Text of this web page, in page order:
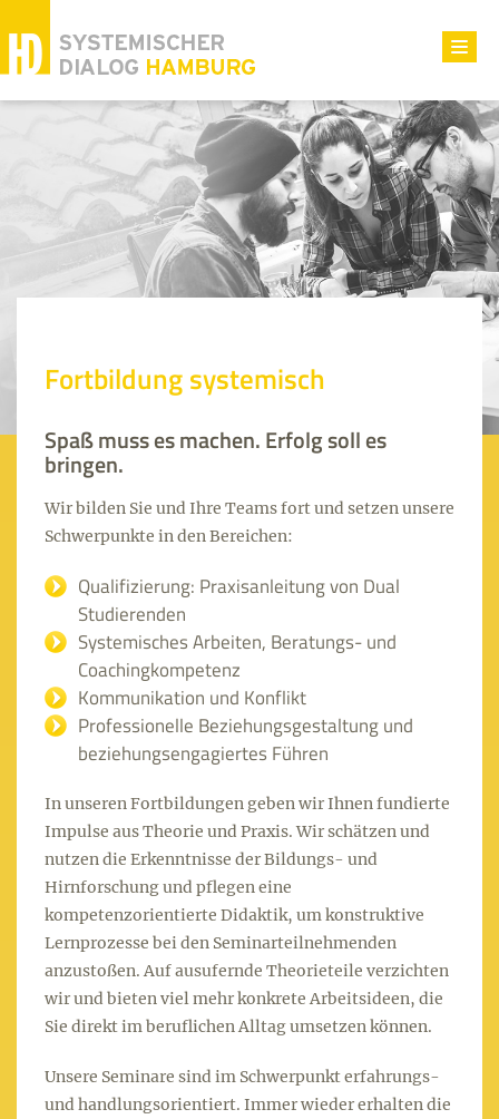
Toggle
Fortbildung systemisch
Spaß muss es machen. Erfolg soll es
bringen.
Wir bilden Sie und Ihre Teams fort und setzen unsere
Schwerpunkte in den Bereichen:
Qualifizierung: Praxisanleitung von Dual
Studierenden
Systemisches Arbeiten, Beratungs- und
Coachingkompetenz
Kommunikation und Konflikt
Professionelle Beziehungsgestaltung und
beziehungsengagiertes Führen
In unseren Fortbildungen geben wir Ihnen fundierte
Impulse aus Theorie und Praxis. Wir schätzen und
nutzen die Erkenntnisse der Bildungs- und
Hirnforschung und pflegen eine
kompetenzorientierte Didaktik, um konstruktive
Lernprozesse bei den Seminarteilnehmenden
anzustoßen. Auf ausufernde Theorieteile verzichten
wir und bieten viel mehr konkrete Arbeitsideen, die
Sie direkt im beruflichen Alltag umsetzen können.
Unsere Seminare sind im Schwerpunkt erfahrungs-
und handlungsorientiert. Immer wieder erhalten die